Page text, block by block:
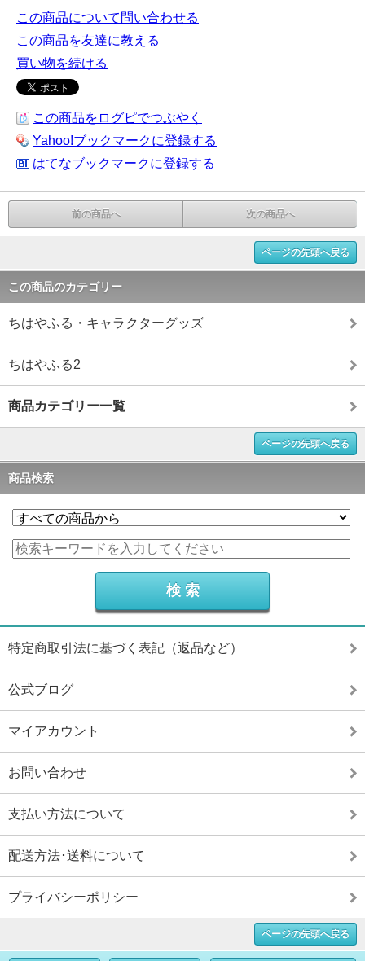
この商品について問い合わせる
この商品を友達に教える
買い物を続ける
この商品をログピでつぶやく
Yahoo!ブックマークに登録する
はてなブックマークに登録する
前の商品へ 次の商品へ
ページの先頭へ戻る
この商品のカテゴリー
ちはやふる・キャラクターグッズ
ちはやふる2
商品カテゴリー一覧
ページの先頭へ戻る
商品検索
特定商取引法に基づく表記（返品など）
公式ブログ
マイアカウント
お問い合わせ
支払い方法について
配送方法･送料について
プライバシーポリシー
ページの先頭へ戻る